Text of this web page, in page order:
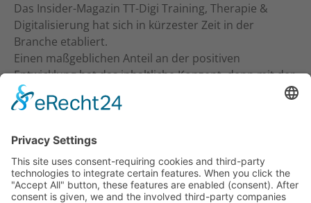
Das Insider-Magazin TT-Digi Training, Therapie &
Digitalisierung hat sich in kürzester Zeit in der
Branche etabliert.
Einen maßgeblichen Anteil an der positiven
Entwicklung hat das inhaltliche Konzept, denn mit der
inhaltlichen Ansprache an Studio-Inhaber, Trainer &
Therapeuten wurde ein neuer Standard gesetzt. Ein
KONTAKT
Verlag für Prävention & Gesundheit GmbH